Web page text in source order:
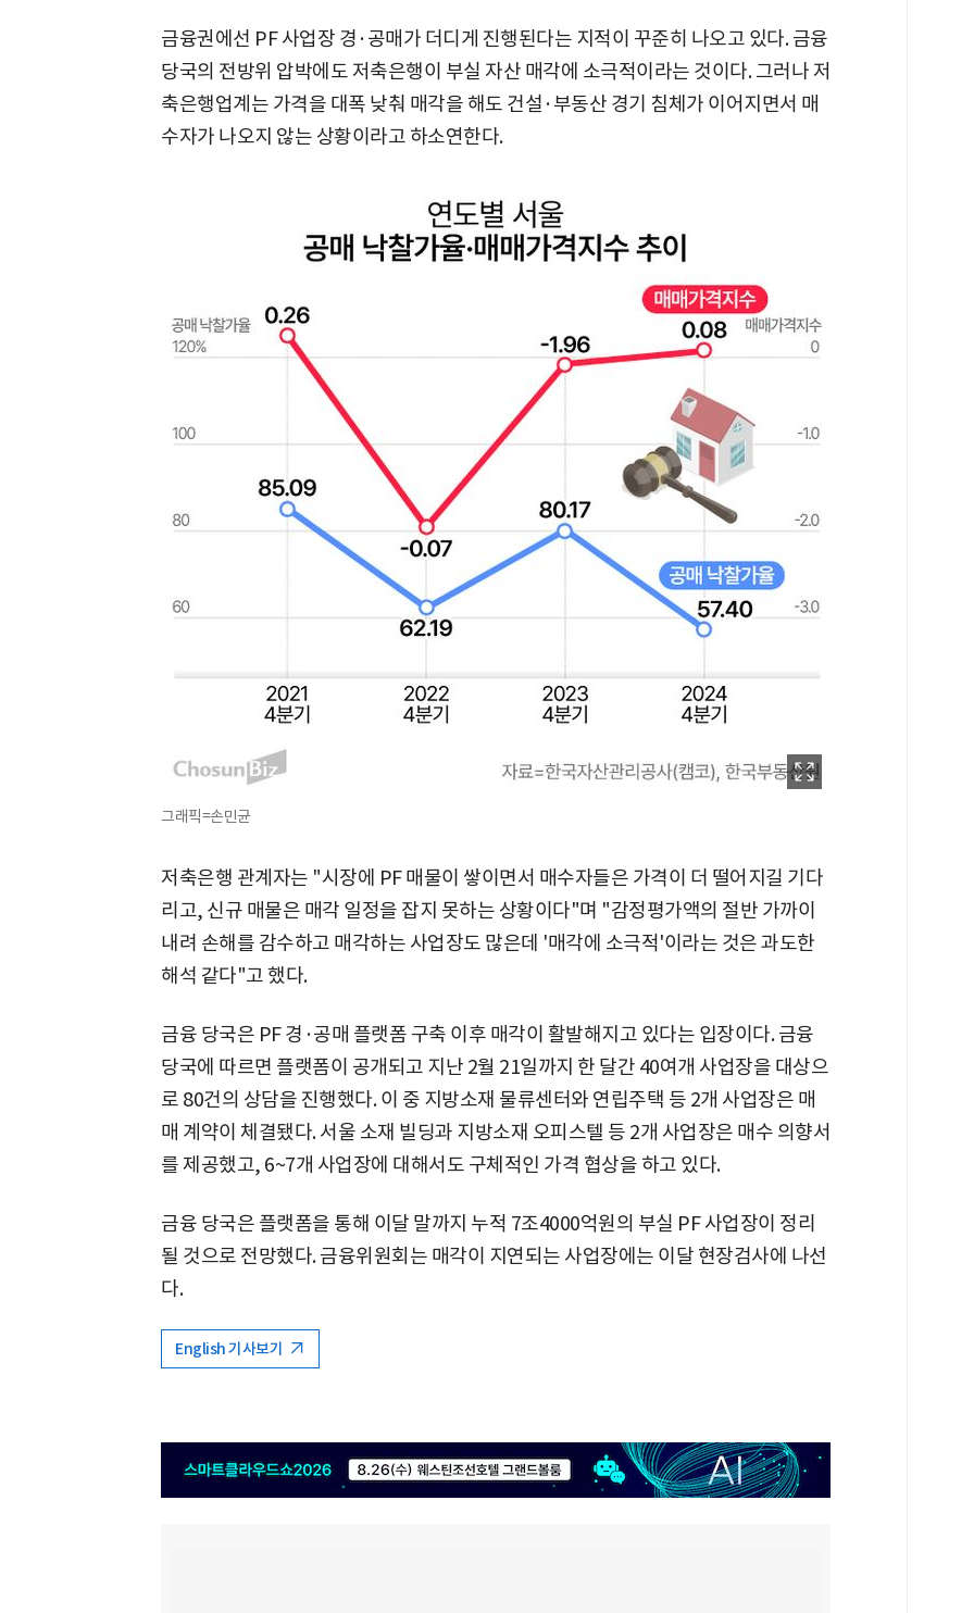
금융권에선 PF 사업장 경·공매가 더디게 진행된다는 지적이 꾸준히 나오고 있다. 금융
당국의 전방위 압박에도 저축은행이 부실 자산 매각에 소극적이라는 것이다. 그러나 저
축은행업계는 가격을 대폭 낮춰 매각을 해도 건설·부동산 경기 침체가 이어지면서 매
수자가 나오지 않는 상황이라고 하소연한다.
그래픽=손민균
저축은행 관계자는 "시장에 PF 매물이 쌓이면서 매수자들은 가격이 더 떨어지길 기다
리고, 신규 매물은 매각 일정을 잡지 못하는 상황이다"며 "감정평가액의 절반 가까이
내려 손해를 감수하고 매각하는 사업장도 많은데 '매각에 소극적'이라는 것은 과도한
해석 같다"고 했다.
금융 당국은 PF 경·공매 플랫폼 구축 이후 매각이 활발해지고 있다는 입장이다. 금융
당국에 따르면 플랫폼이 공개되고 지난 2월 21일까지 한 달간 40여개 사업장을 대상으
로 80건의 상담을 진행했다. 이 중 지방소재 물류센터와 연립주택 등 2개 사업장은 매
매 계약이 체결됐다. 서울 소재 빌딩과 지방소재 오피스텔 등 2개 사업장은 매수 의향서
를 제공했고, 6~7개 사업장에 대해서도 구체적인 가격 협상을 하고 있다.
금융 당국은 플랫폼을 통해 이달 말까지 누적 7조4000억원의 부실 PF 사업장이 정리
될 것으로 전망했다. 금융위원회는 매각이 지연되는 사업장에는 이달 현장검사에 나선
다.
English 기사보기